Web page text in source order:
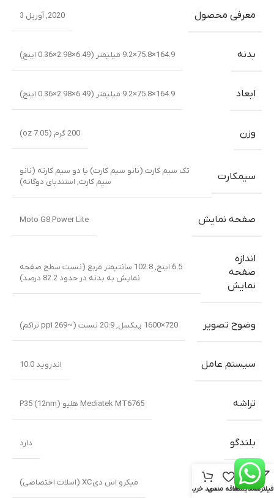
معرفی محصول 2020, آوریل 3
بدنه 164.9×75.8×9.2 میلیمتر (6.49×2.98×0.36 اینچ)
ابعاد 164.9×75.8×9.2 میلیمتر (6.49×2.98×0.36 اینچ)
وزن 200 گرم (7.05 oz)
سیمکارت
تک سیم کارت (نانو سیم کارت) یا دو سیم کارته (نانو
سیم کارت, استندبای دوگانه)
صفحه نمایش Moto G8 Power Lite
اندازه
صفحه
نمایش
6.5 اینچ, 102.8 سانتیمتر مربع (نسبت سطح صفحه
نمایش به بدنه در حدود 82.2 درصد)
وضوح تصویر 720×1600 پیکسل, 20:9 نسبت (~269 ppi تراکم)
سیستم عامل اندروید 10.0
تراشه Mediatek MT6765 هلیو P35 (12nm)
بلندگو دارد
کارت حافظه میکرو اس دیXC (اسلات اختصاصی)
فیلترهامقایسهعلاقه مندیسبد خرید